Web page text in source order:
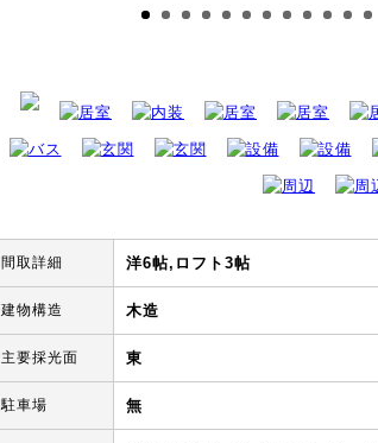
間取詳細 洋6帖,ロフト3帖
建物構造 木造
主要採光面 東
駐車場 無